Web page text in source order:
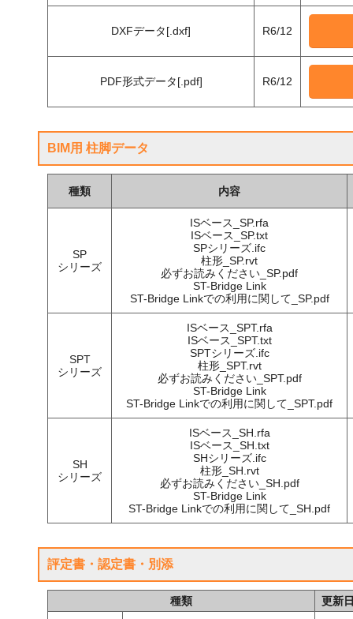
DXFデータ[.dxf] R6/12
PDF形式データ[.pdf] R6/12
BIM用 柱脚データ
種類 内容
SP
シリーズ
ISベース_SP.rfa
ISベース_SP.txt
SPシリーズ.ifc
柱形_SP.rvt
必ずお読みください_SP.pdf
ST-Bridge Link
ST-Bridge Linkでの利用に関して_SP.pdf
SPT
シリーズ
ISベース_SPT.rfa
ISベース_SPT.txt
SPTシリーズ.ifc
柱形_SPT.rvt
必ずお読みください_SPT.pdf
ST-Bridge Link
ST-Bridge Linkでの利用に関して_SPT.pdf
SH
シリーズ
ISベース_SH.rfa
ISベース_SH.txt
SHシリーズ.ifc
柱形_SH.rvt
必ずお読みください_SH.pdf
ST-Bridge Link
ST-Bridge Linkでの利用に関して_SH.pdf
評定書・認定書・別添
種類
更新